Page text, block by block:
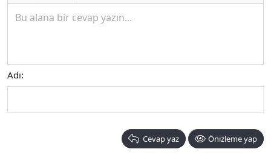
Insert table
Geri alileri alBB kodunu değiştir
Bu alana bir cevap yazın...
Adı
Cevap yaz Önizleme yap